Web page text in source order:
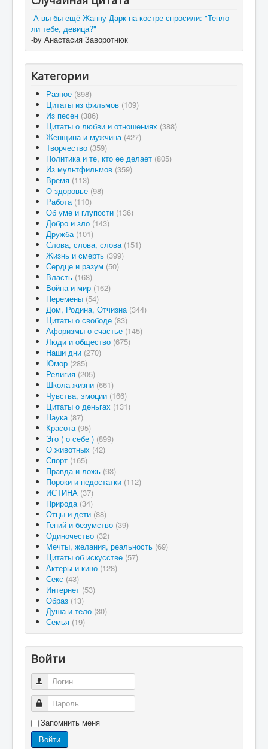
А вы бы ещё Жанну Дарк на костре спросили: "Тепло
ли тебе, девица?"
-by Анастасия Заворотнюк
Категории
Разное (898)
Цитаты из фильмов (109)
Из песен (386)
Цитаты о любви и отношениях (388)
Женщина и мужчина (427)
Творчество (359)
Политика и те, кто ее делает (805)
Из мультфильмов (359)
Время (113)
О здоровье (98)
Работа (110)
Об уме и глупости (136)
Добро и зло (143)
Дружба (101)
Слова, слова, слова (151)
Жизнь и смерть (399)
Сердце и разум (50)
Власть (168)
Война и мир (162)
Перемены (54)
Дом, Родина, Отчизна (344)
Цитаты о свободе (83)
Афоризмы о счастье (145)
Люди и общество (675)
Наши дни (270)
Юмор (285)
Религия (205)
Школа жизни (661)
Чувства, эмоции (166)
Цитаты о деньгах (131)
Наука (87)
Красота (95)
Эго ( о себе ) (899)
О животных (42)
Спорт (165)
Правда и ложь (93)
Пороки и недостатки (112)
ИСТИНА (37)
Природа (34)
Отцы и дети (88)
Гений и безумство (39)
Одиночество (32)
Мечты, желания, реальность (69)
Цитаты об искусстве (57)
Актеры и кино (128)
Секс (43)
Интернет (53)
Образ (13)
Душа и тело (30)
Семья (19)
Войти
Логин
Пароль
Запомнить меня
Войти